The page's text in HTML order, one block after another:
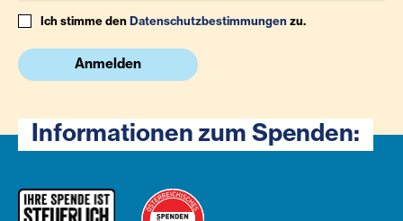
Ich stimme denDatenschutzbestimmungenzu.
Anmelden
Informationen zum Spenden: